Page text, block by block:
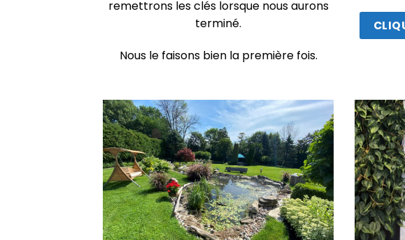
remettrons les clés lorsque nous aurons
terminé.
Nous le faisons bien la première fois.